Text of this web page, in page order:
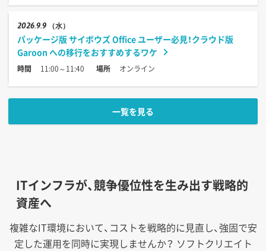
20269.9 （水）
パッケージ版 サイボウズ Office ユーザー必見！クラウド版
Garoon への移行をおすすめするワケ
時間 11:00～11:40 場所 オンライン
一覧を見る
ITインフラが、競争優位性を生み出す戦略的
資産へ
複雑なIT環境において、コストを戦略的に見直し、強固で安
定した運用を同時に実現しませんか？ ソフトクリエイト